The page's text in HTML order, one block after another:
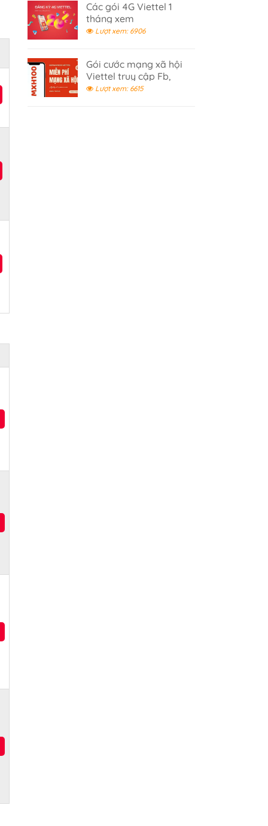
Các gói 4G Viettel 1
tháng xem
Youtube,Tiktok 2026
Lượt xem: 6906
Gói cước mạng xã hội
Viettel truy cập Fb,
Tiktok, Youtube không
Lượt xem: 6615